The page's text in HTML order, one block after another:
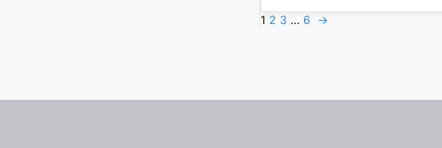
1 2 3 … 6 →